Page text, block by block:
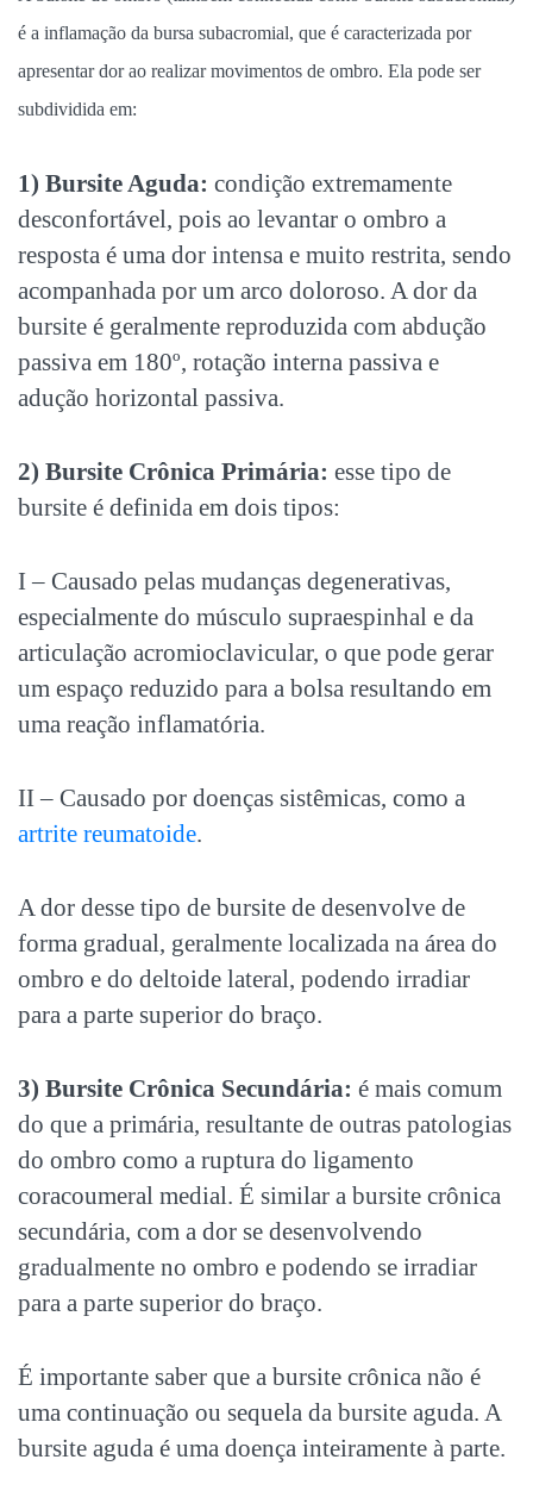
é a inflamação da bursa subacromial, que é caracterizada por
apresentar dor ao realizar movimentos de ombro. Ela pode ser
subdividida em:
1) Bursite Aguda: condição extremamente
desconfortável, pois ao levantar o ombro a
resposta é uma dor intensa e muito restrita, sendo
acompanhada por um arco doloroso. A dor da
bursite é geralmente reproduzida com abdução
passiva em 180º, rotação interna passiva e
adução horizontal passiva.
2) Bursite Crônica Primária: esse tipo de
bursite é definida em dois tipos:
I – Causado pelas mudanças degenerativas,
especialmente do músculo supraespinhal e da
articulação acromioclavicular, o que pode gerar
um espaço reduzido para a bolsa resultando em
uma reação inflamatória.
II – Causado por doenças sistêmicas, como a
artrite reumatoide.
A dor desse tipo de bursite de desenvolve de
forma gradual, geralmente localizada na área do
ombro e do deltoide lateral, podendo irradiar
para a parte superior do braço.
3) Bursite Crônica Secundária: é mais comum
do que a primária, resultante de outras patologias
do ombro como a ruptura do ligamento
coracoumeral medial. É similar a bursite crônica
secundária, com a dor se desenvolvendo
gradualmente no ombro e podendo se irradiar
para a parte superior do braço.
É importante saber que a bursite crônica não é
uma continuação ou sequela da bursite aguda. A
bursite aguda é uma doença inteiramente à parte.